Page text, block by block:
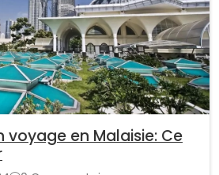
voyage en Malaisie: Ce